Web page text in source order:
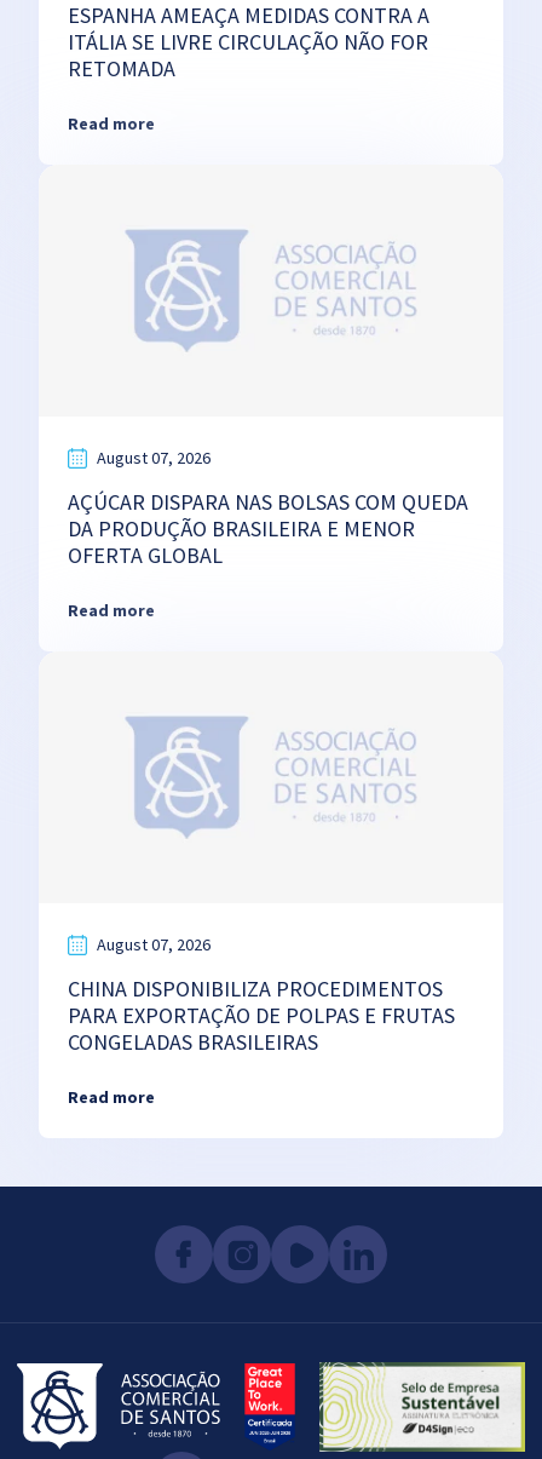
ESPANHA AMEAÇA MEDIDAS CONTRA A
ITÁLIA SE LIVRE CIRCULAÇÃO NÃO FOR
RETOMADA
Read more
August 07, 2026
AÇÚCAR DISPARA NAS BOLSAS COM QUEDA
DA PRODUÇÃO BRASILEIRA E MENOR
OFERTA GLOBAL
Read more
August 07, 2026
CHINA DISPONIBILIZA PROCEDIMENTOS
PARA EXPORTAÇÃO DE POLPAS E FRUTAS
CONGELADAS BRASILEIRAS
Read more